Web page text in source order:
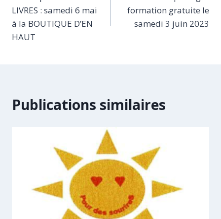
l’article
LIVRES : samedi 6 mai
à la BOUTIQUE D’EN
HAUT
formation gratuite le
samedi 3 juin 2023
Publications similaires